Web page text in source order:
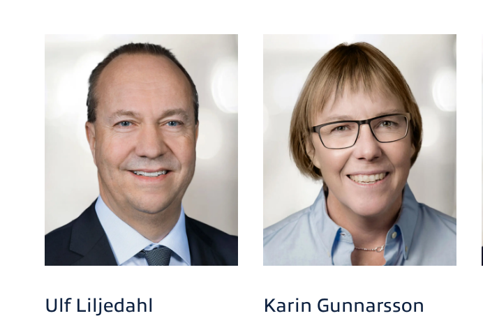
Ulf Liljedahl Karin Gunnarsson